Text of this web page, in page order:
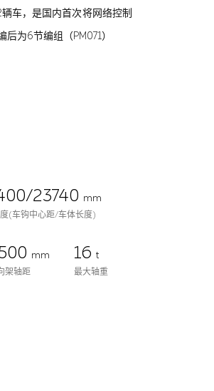
车，是国内首次将网络控制
为6节编组（PM071）
23740 mm
(车钩中心距/车体长度)
mm
架轴距
16t
最大轴重